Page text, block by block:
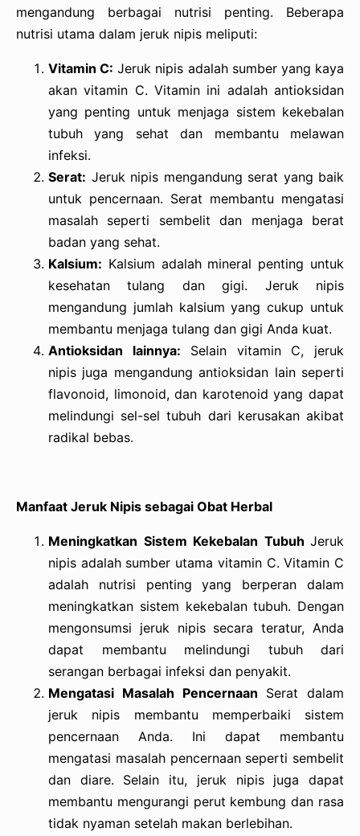
mengandung berbagai nutrisi penting. Beberapa
nutrisi utama dalam jeruk nipis meliputi:
Vitamin C: Jeruk nipis adalah sumber yang kaya
akan vitamin C. Vitamin ini adalah antioksidan
yang penting untuk menjaga sistem kekebalan
tubuh yang sehat dan membantu melawan
infeksi.
Serat: Jeruk nipis mengandung serat yang baik
untuk pencernaan. Serat membantu mengatasi
masalah seperti sembelit dan menjaga berat
badan yang sehat.
Kalsium: Kalsium adalah mineral penting untuk
kesehatan tulang dan gigi. Jeruk nipis
mengandung jumlah kalsium yang cukup untuk
membantu menjaga tulang dan gigi Anda kuat.
Antioksidan lainnya: Selain vitamin C, jeruk
nipis juga mengandung antioksidan lain seperti
flavonoid, limonoid, dan karotenoid yang dapat
melindungi sel-sel tubuh dari kerusakan akibat
radikal bebas.
Manfaat Jeruk Nipis sebagai Obat Herbal
Meningkatkan Sistem Kekebalan Tubuh Jeruk
nipis adalah sumber utama vitamin C. Vitamin C
adalah nutrisi penting yang berperan dalam
meningkatkan sistem kekebalan tubuh. Dengan
mengonsumsi jeruk nipis secara teratur, Anda
dapat membantu melindungi tubuh dari
serangan berbagai infeksi dan penyakit.
Mengatasi Masalah Pencernaan Serat dalam
jeruk nipis membantu memperbaiki sistem
pencernaan Anda. Ini dapat membantu
mengatasi masalah pencernaan seperti sembelit
dan diare. Selain itu, jeruk nipis juga dapat
membantu mengurangi perut kembung dan rasa
tidak nyaman setelah makan berlebihan.